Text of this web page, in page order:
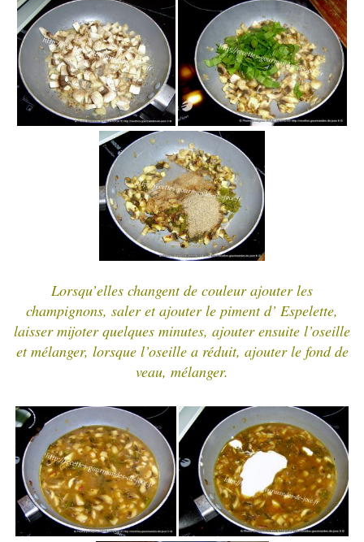
Lorsqu’elles changent de couleur ajouter les
champignons, saler et ajouter le piment d’ Espelette,
laisser mijoter quelques minutes, ajouter ensuite l’oseille
et mélanger, lorsque l’oseille a réduit, ajouter le fond de
veau, mélanger.